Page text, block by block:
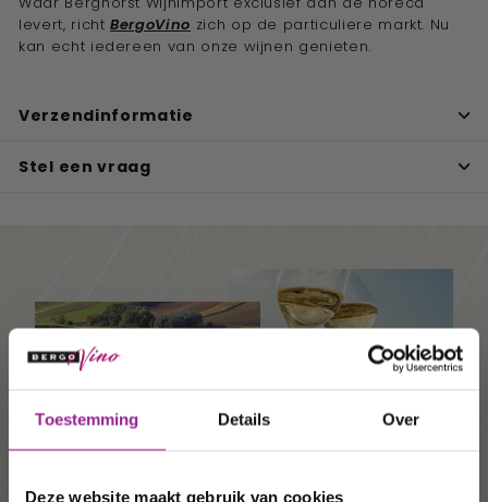
Toestemming Details Over
Deze website maakt gebruik van cookies
levert, richtBergoVino zich op de particuliere markt. Nu
kan echt iedereen van onze wijnen genieten.
Verzendinformatie
Stel een vraag
Ontvang 10%
korting op uw